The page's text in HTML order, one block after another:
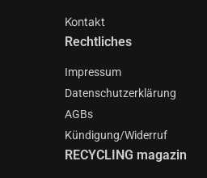
Kontakt
Rechtliches
Impressum
Datenschutzerklärung
AGBs
Kündigung/Widerruf
RECYCLING magazin